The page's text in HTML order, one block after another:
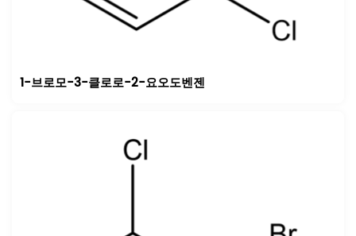
1-브로모-3-클로로-2-요오도벤젠